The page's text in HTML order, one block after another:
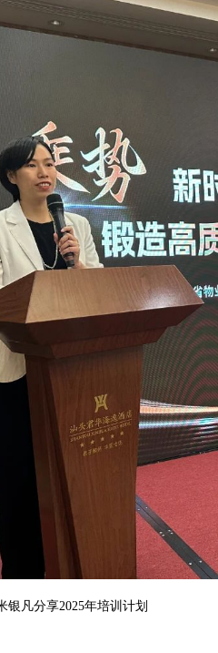
银凡分享2025年培训计划